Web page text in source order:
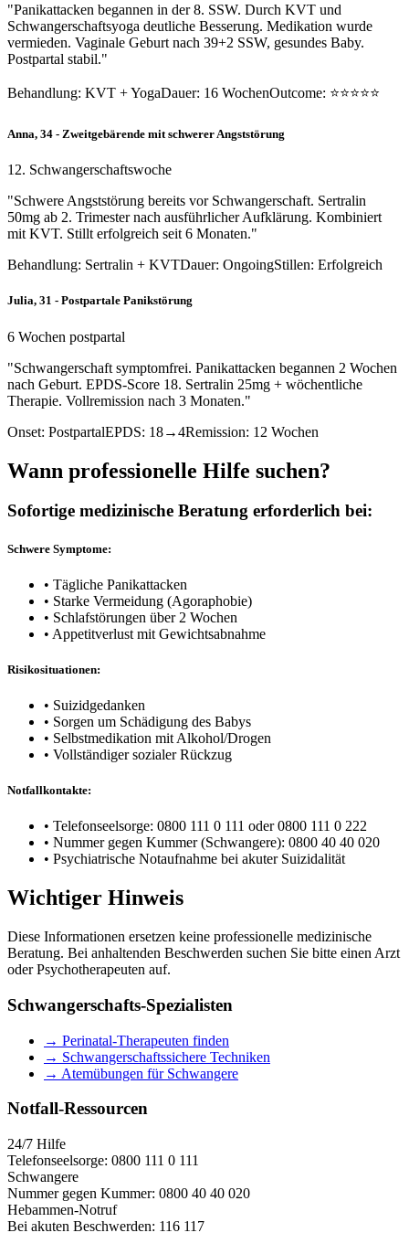
"Panikattacken begannen in der 8. SSW. Durch KVT und
Schwangerschaftsyoga deutliche Besserung. Medikation wurde
vermieden. Vaginale Geburt nach 39+2 SSW, gesundes Baby.
Postpartal stabil."
Behandlung: KVT + YogaDauer: 16 WochenOutcome: ⭐⭐⭐⭐⭐
Anna, 34 - Zweitgebärende mit schwerer Angststörung
12. Schwangerschaftswoche
"Schwere Angststörung bereits vor Schwangerschaft. Sertralin
50mg ab 2. Trimester nach ausführlicher Aufklärung. Kombiniert
mit KVT. Stillt erfolgreich seit 6 Monaten."
Behandlung: Sertralin + KVTDauer: OngoingStillen: Erfolgreich
Julia, 31 - Postpartale Panikstörung
6 Wochen postpartal
"Schwangerschaft symptomfrei. Panikattacken begannen 2 Wochen
nach Geburt. EPDS-Score 18. Sertralin 25mg + wöchentliche
Therapie. Vollremission nach 3 Monaten."
Onset: PostpartalEPDS: 18→4Remission: 12 Wochen
Wann professionelle Hilfe suchen?
Sofortige medizinische Beratung erforderlich bei:
Schwere Symptome:
• Tägliche Panikattacken
• Starke Vermeidung (Agoraphobie)
• Schlafstörungen über 2 Wochen
• Appetitverlust mit Gewichtsabnahme
Risikosituationen:
• Suizidgedanken
• Sorgen um Schädigung des Babys
• Selbstmedikation mit Alkohol/Drogen
• Vollständiger sozialer Rückzug
Notfallkontakte:
• Telefonseelsorge: 0800 111 0 111 oder 0800 111 0 222
• Nummer gegen Kummer (Schwangere): 0800 40 40 020
• Psychiatrische Notaufnahme bei akuter Suizidalität
Wichtiger Hinweis
Diese Informationen ersetzen keine professionelle medizinische
Beratung. Bei anhaltenden Beschwerden suchen Sie bitte einen Arzt
oder Psychotherapeuten auf.
Schwangerschafts-Spezialisten
→ Perinatal-Therapeuten finden
→ Schwangerschaftssichere Techniken
→ Atemübungen für Schwangere
Notfall-Ressourcen
24/7 Hilfe
Telefonseelsorge: 0800 111 0 111
Schwangere
Nummer gegen Kummer: 0800 40 40 020
Hebammen-Notruf
Bei akuten Beschwerden: 116 117